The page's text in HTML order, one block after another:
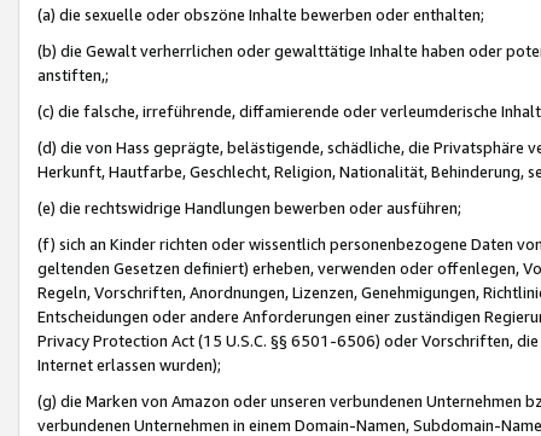
(a) die sexuelle oder obszöne Inhalte bewerben oder enthalten;
(b) die Gewalt verherrlichen oder gewalttätige Inhalte haben oder
anstiften,;
(c) die falsche, irreführende, diffamierende oder verleumderische
(d) die von Hass geprägte, belästigende, schädliche, die Privatsphäre
Herkunft, Hautfarbe, Geschlecht, Religion, Nationalität, Behinderung,
(e) die rechtswidrige Handlungen bewerben oder ausführen;
(f) sich an Kinder richten oder wissentlich personenbezogene Daten
geltenden Gesetzen definiert) erheben, verwenden oder offenlegen,
Regeln, Vorschriften, Anordnungen, Lizenzen, Genehmigungen,
Entscheidungen oder andere Anforderungen einer zuständigen
Privacy Protection Act (15 U.S.C. §§ 6501-6506) oder Vorschriften,
Internet erlassen wurden);
(g) die Marken von Amazon oder unseren verbundenen Unternehmen
verbundenen Unternehmen in einem Domain-Namen, Subdomain-